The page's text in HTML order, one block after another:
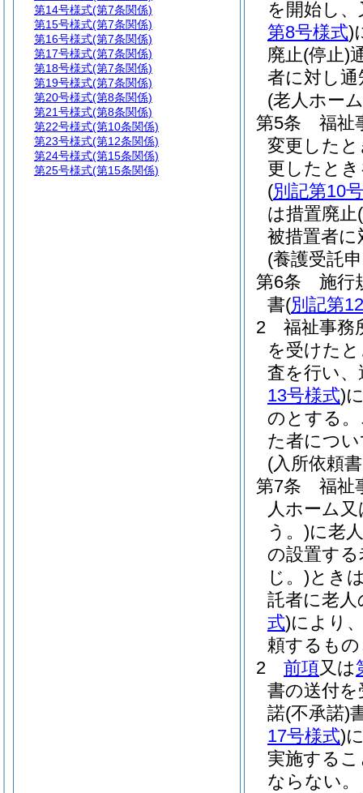
を開始し
第8号様式)
廃止(停止)
者に対し
(老人ホー
第5条
福祉
変更したと
更したと
(別記第10
は措置廃止
被措置者
(養護受託
第6条
施行
書(別記第
2
福祉事務
を受けた
査を行い、
13号様式)
のとする。
た者につ
(入所依頼
第7条
福祉
人ホーム
う。)に老
の設置す
じ。)とき
託者に老
式)により
頼するも
2
前項又は
書の送付
諾(不承諾)
17号様式)
実施する
ならない。
第14号様式(第7条関係)
第15号様式(第7条関係)
第16号様式(第7条関係)
第17号様式(第7条関係)
第18号様式(第7条関係)
第19号様式(第7条関係)
第20号様式(第8条関係)
第21号様式(第8条関係)
第22号様式(第10条関係)
第23号様式(第12条関係)
第24号様式(第15条関係)
第25号様式(第15条関係)